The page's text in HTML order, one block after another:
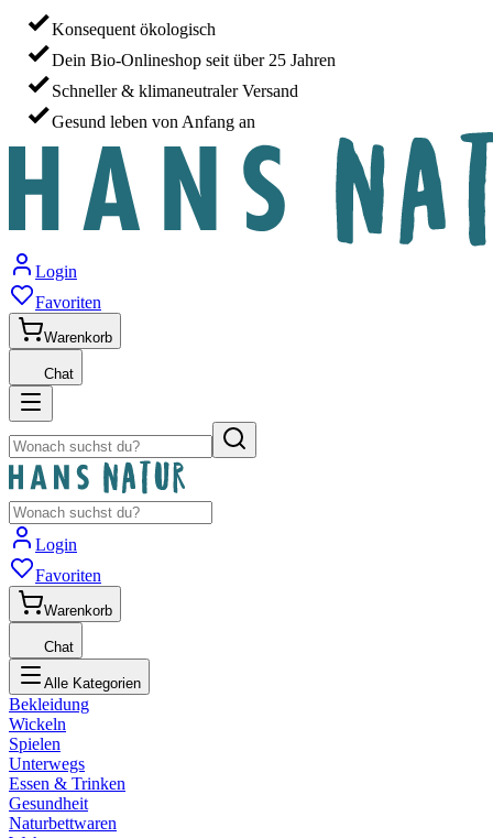
Konsequent ökologisch
Dein Bio-Onlineshop seit über 25 Jahren
Schneller & klimaneutraler Versand
Gesund leben von Anfang an
Login
Favoriten
Warenkorb
Chat
Login
Favoriten
Warenkorb
Chat
Alle Kategorien
Bekleidung
Wickeln
Spielen
Unterwegs
Essen & Trinken
Gesundheit
Naturbettwaren